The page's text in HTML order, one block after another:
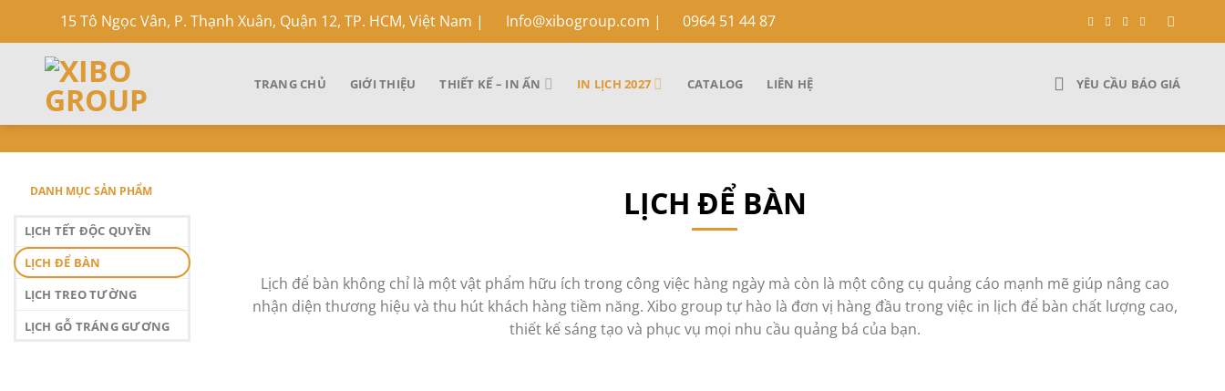
content
15 Tô Ngọc Vân, P. Thạnh Xuân, Quận 12, TP. HCM, Việt Nam | Info@xibogroup.com | 0964 51 44 87
TRANG CHỦ GIỚI THIỆU THIẾT KẾ – IN ẤN IN LỊCH 2027 CATALOG LIÊN HỆ YÊU CẦU BÁO GIÁ
DANH MỤC SẢN PHẨM
LỊCH TẾT ĐỘC QUYỀN
LỊCH ĐỂ BÀN
LỊCH TREO TƯỜNG
LỊCH GỖ TRÁNG GƯƠNG
LỊCH ĐỂ BÀN
Lịch để bàn không chỉ là một vật phẩm hữu ích trong công việc hàng ngày mà còn là một công cụ quảng cáo mạnh mẽ giúp nâng cao
nhận diện thương hiệu và thu hút khách hàng tiềm năng. Xibo group tự hào là đơn vị hàng đầu trong việc in lịch để bàn chất lượng cao,
thiết kế sáng tạo và phục vụ mọi nhu cầu quảng bá của bạn.